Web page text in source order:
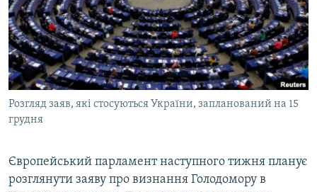
ДЕПОРТАЦІЯ
ВІДЕОУРОКИ «ELIFBE»
СВІДЧЕННЯ ОКУПАЦІЇ
УКРАЇНСЬКА ПРОБЛЕМА КРИМУ
ІНФОГРАФІКА
ЯК ОБІЙТИ БЛОКУВАННЯ
Русский
Qırımtatar
ДОЛУЧАЙСЯ!
Усі сайти RFE/RL
Розгляд заяв, які стосуються України, запланований на 15
грудня
Європейський парламент наступного тижня планує
розглянути заяву про визнання Голодомору в